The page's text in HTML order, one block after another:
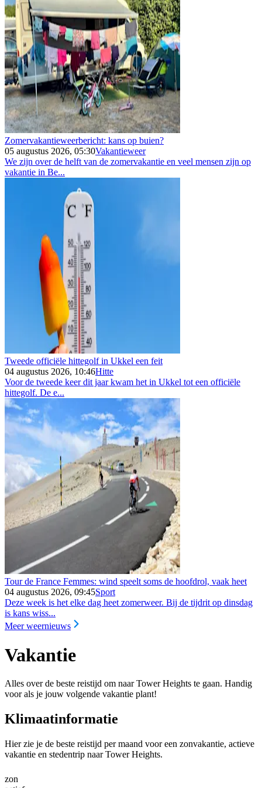
Zomervakantieweerbericht: kans op buien?
05 augustus 2026, 05:30Vakantieweer
We zijn over de helft van de zomervakantie en veel mensen zijn op
vakantie in Be...
Tweede officiële hittegolf in Ukkel een feit
04 augustus 2026, 10:46Hitte
Voor de tweede keer dit jaar kwam het in Ukkel tot een officiële
hittegolf. De e...
Tour de France Femmes: wind speelt soms de hoofdrol, vaak heet
04 augustus 2026, 09:45Sport
Deze week is het elke dag heet zomerweer. Bij de tijdrit op dinsdag
is kans wiss...
Meer weernieuws
Vakantie
Alles over de beste reistijd om naar Tower Heights te gaan. Handig
voor als je jouw volgende vakantie plant!
Klimaatinformatie
Hier zie je de beste reistijd per maand voor een zonvakantie, actieve
vakantie en stedentrip naar Tower Heights.
zon